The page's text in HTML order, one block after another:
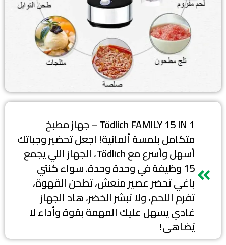
Tödlich FAMILY 15 IN 1 – جهاز مطبخ
متكامل بلمسة ألمانية! اجعل تحضير وجباتك
أسهل وأسرع مع Tödlich، الجهاز اللي يجمع
15 وظيفة في وحدة وحدة. سواء كنتي
باغي تحضر عصير منعش، تطحن القهوة،
تفرم اللحم، ولا تبشر الخضر، هاد الجهاز
غادي يسهل عليك المهمة بقوة وأداء لا
يُضاهى!